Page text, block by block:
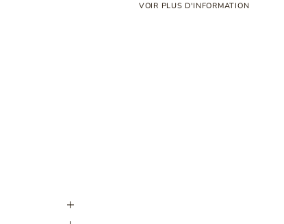
VOIR PLUS D'INFORMATION